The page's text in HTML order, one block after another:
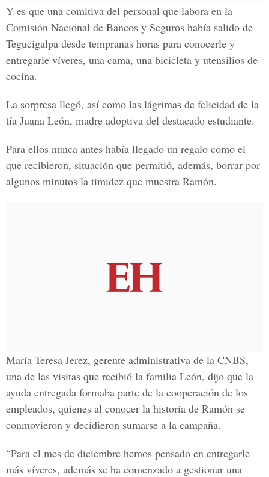
Y es que una comitiva del personal que labora en la
Comisión Nacional de Bancos y Seguros había salido de
Tegucigalpa desde tempranas horas para conocerle y
entregarle víveres, una cama, una bicicleta y utensilios de
cocina.
La sorpresa llegó, así como las lágrimas de felicidad de la
tía Juana León, madre adoptiva del destacado estudiante.
Para ellos nunca antes había llegado un regalo como el
que recibieron, situación que permitió, además, borrar por
algunos minutos la timidez que muestra Ramón.
María Teresa Jerez, gerente administrativa de la CNBS,
una de las visitas que recibió la familia León, dijo que la
ayuda entregada formaba parte de la cooperación de los
empleados, quienes al conocer la historia de Ramón se
conmovieron y decidieron sumarse a la campaña.
“Para el mes de diciembre hemos pensado en entregarle
más víveres, además se ha comenzado a gestionar una